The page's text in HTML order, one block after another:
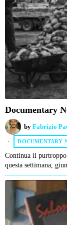
Documentary
by Fabrizio
DOCUMENTARY
Continua il
questa settimana,